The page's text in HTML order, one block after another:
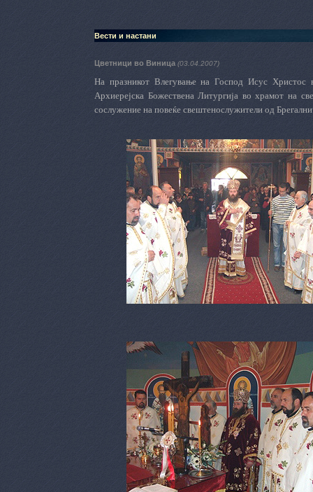
Вести и настани
Цветници во Виница (03.04.2007)
На празникот Влегување на Господ Исус
Архиерејска Божествена Литургија во храмот на
сослужение на повеќе свештенослужители од